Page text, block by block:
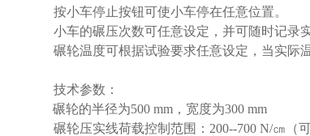
按小车停止按钮可使小车停在任意位置。
小车的碾压次数可任意设定，并可随时记录
碾轮温度可根据试验要求任意设定，当实际
技术参数：
碾轮的半径为500 mm ，宽度为300 mm
碾轮压实线荷载控制范围： 200--700 N/㎝（